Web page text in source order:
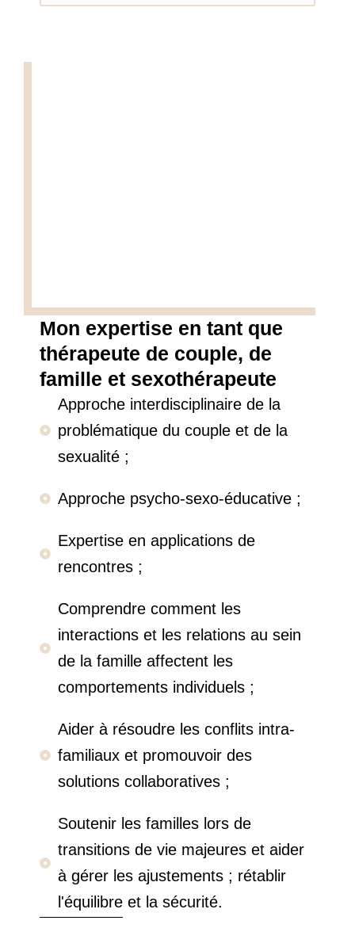
Mon expertise en tant que
thérapeute de couple, de
famille et sexothérapeute
Approche interdisciplinaire de la
problématique du couple et de la
sexualité ;
Approche psycho-sexo-éducative ;
Expertise en applications de
rencontres ;
Comprendre comment les
interactions et les relations au sein
de la famille affectent les
comportements individuels ;
Aider à résoudre les conflits intra-
familiaux et promouvoir des
solutions collaboratives ;
Soutenir les familles lors de
transitions de vie majeures et aider
à gérer les ajustements ; rétablir
l'équilibre et la sécurité.